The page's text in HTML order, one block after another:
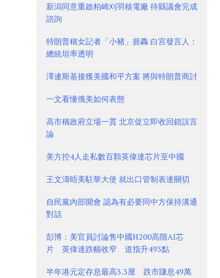
新潟同意重啟柏崎刈羽核電廠 待縣議會完成
諮詢
特朗普稱女記者「小豬」捱轟 白宮發言人：
總統坦率透明
澤連斯基接獲美國和平方案 將與特朗普商討
一文看懂俄美如何表態
高市稱政府立場一貫 北京促立即收回錯誤言
論
美方控4人走私數百顆英偉達芯片至中國
王文濤晤美駐華大使 就出口管制表達關切
自民黨內部開會 認為有必要同中方保持溝通
對話
彭博：美官員討論售中國H200高階AI芯
片 英偉達跌幅收窄 道指升493點
半年港元定存息最高3.3厘 跌市賺息49萬